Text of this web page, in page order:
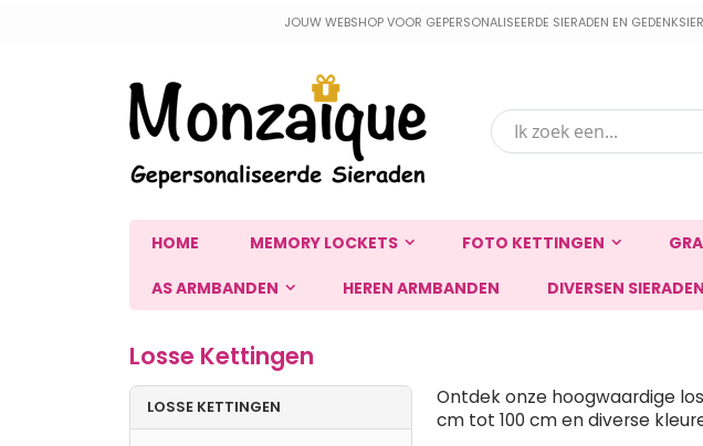
inhoud
JOUW WEBSHOP VOOR GEPERSONALISEERDE SIERADEN EN
Zoek
HOME MEMORY LOCKETS FOTO KETTINGEN
AS ARMBANDEN HEREN ARMBANDEN DIVERSEN SIERADEN
Losse Kettingen
Ontdek onze hoogwaardige
cm tot 100 cm en diverse
LOSSE KETTINGEN